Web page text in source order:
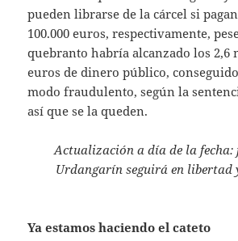
pueden librarse de la cárcel si
100.000 euros, respectivamente,
quebranto habría alcanzado los 2,6
euros de dinero público,
modo fraudulento, según la
así que se la queden.
Actualización a día de la
Urdangarín seguirá en libertad
Ya estamos haciendo el cateto